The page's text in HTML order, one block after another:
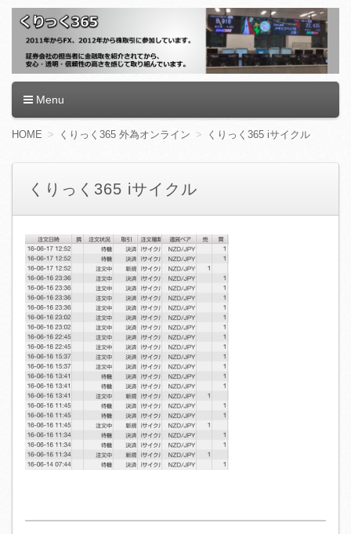
くりっく365
Menu
コ
ツ
動
HOME くりっく365 外為オンライン くりっく365 iサイクル
くりっく365 iサイクル